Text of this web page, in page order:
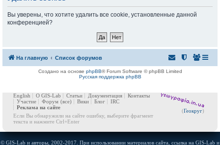
Вы уверены, что хотите удалить все cookie, установленные данной
конференцией?
На главную Список форумов
Создано на основе phpBB® Forum Software © phpBB Limited
Русская поддержка phpBB
(Геокруг)
English О GIS-Lab Статьи Документация
Контакты
Участие
Форум (все) Вики Блог
IRC
Реклама на сайте
Если Вы обнаружили на сайте ошибку, выберите фрагмент
текста и нажмите Ctrl+Enter
© GIS-Lab и авторы, 2002-2017. При использовании материалов сайта, ссылка на GIS-Lab и